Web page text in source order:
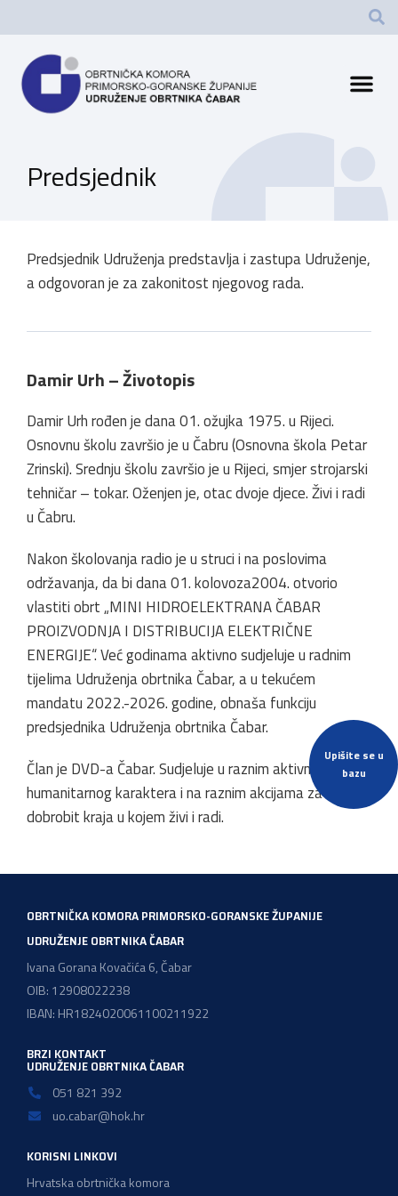
Upišite se u
bazu
Predsjednik
Predsjednik Udruženja predstavlja i zastupa Udruženje,
a odgovoran je za zakonitost njegovog rada.
Damir Urh – Životopis
Damir Urh rođen je dana 01. ožujka 1975. u Rijeci.
Osnovnu školu završio je u Čabru (Osnovna škola Petar
Zrinski). Srednju školu završio je u Rijeci, smjer strojarski
tehničar – tokar. Oženjen je, otac dvoje djece. Živi i radi
u Čabru.
Nakon školovanja radio je u struci i na poslovima
održavanja, da bi dana 01. kolovoza2004. otvorio
vlastiti obrt „MINI HIDROELEKTRANA ČABAR
PROIZVODNJA I DISTRIBUCIJA ELEKTRIČNE
ENERGIJE“. Već godinama aktivno sudjeluje u radnim
tijelima Udruženja obrtnika Čabar, a u tekućem
mandatu 2022.-2026. godine, obnaša funkciju
predsjednika Udruženja obrtnika Čabar.
Član je DVD-a Čabar. Sudjeluje u raznim aktivnostima
humanitarnog karaktera i na raznim akcijama za
dobrobit kraja u kojem živi i radi.
OBRTNIČKA KOMORA PRIMORSKO-GORANSKE ŽUPANIJE
UDRUŽENJE OBRTNIKA ČABAR
Ivana Gorana Kovačića 6, Čabar
OIB: 12908022238
IBAN: HR1824020061100211922
BRZI KONTAKT
UDRUŽENJE OBRTNIKA ČABAR
051 821 392
uo.cabar@hok.hr
KORISNI LINKOVI
Hrvatska obrtnička komora